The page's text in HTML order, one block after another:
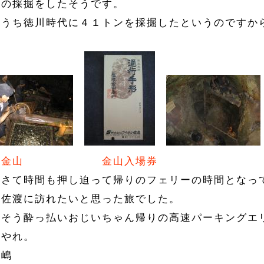
採掘をしたそうです。
ち徳川時代に４１トンを採掘したというのです
山
金山入場券
て時間も押し迫って帰りのフェリーの時間とな
渡に訪れたいと思った旅でした。
う酔っ払いおじいちゃん帰りの高速パーキング
れ。